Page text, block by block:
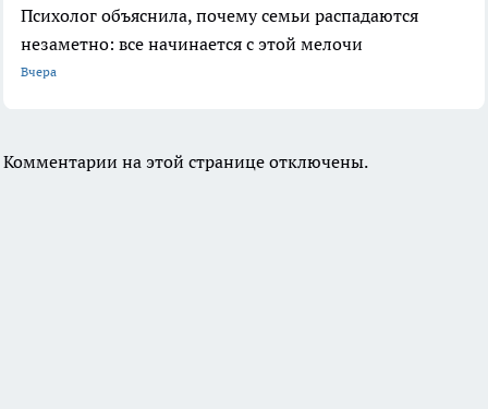
Психолог объяснила, почему семьи распадаются
незаметно: все начинается с этой мелочи
Вчера
Комментарии на этой странице отключены.